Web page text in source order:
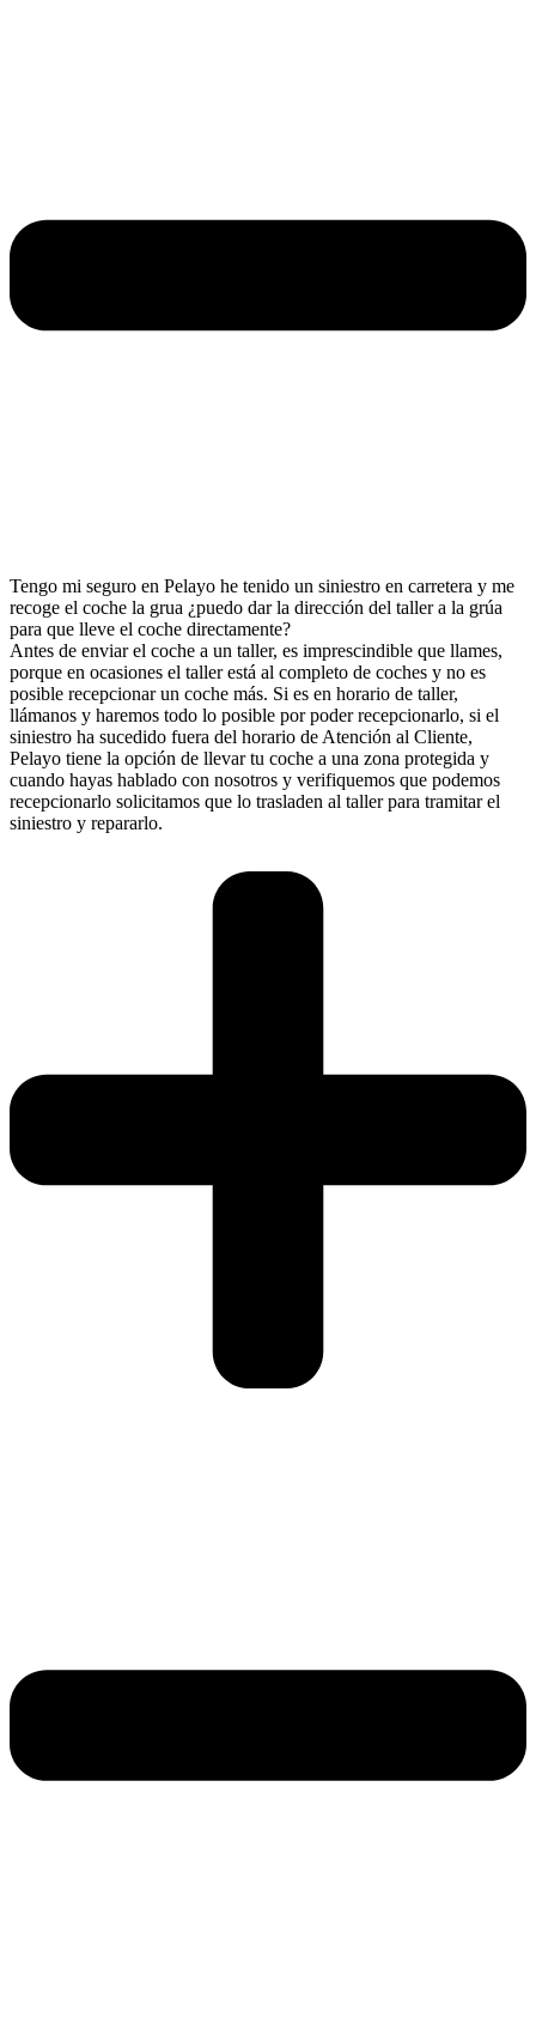
Tengo mi seguro en Pelayo he tenido un siniestro en carretera y me
recoge el coche la grua ¿puedo dar la dirección del taller a la grúa
para que lleve el coche directamente?
Antes de enviar el coche a un taller, es imprescindible que llames,
porque en ocasiones el taller está al completo de coches y no es
posible recepcionar un coche más. Si es en horario de taller,
llámanos y haremos todo lo posible por poder recepcionarlo, si el
siniestro ha sucedido fuera del horario de Atención al Cliente,
Pelayo tiene la opción de llevar tu coche a una zona protegida y
cuando hayas hablado con nosotros y verifiquemos que podemos
recepcionarlo solicitamos que lo trasladen al taller para tramitar el
siniestro y repararlo.